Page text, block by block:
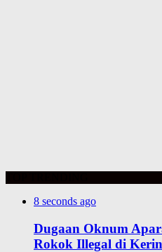
8 seconds ago
Dugaan Oknum
Rokok Illegal di